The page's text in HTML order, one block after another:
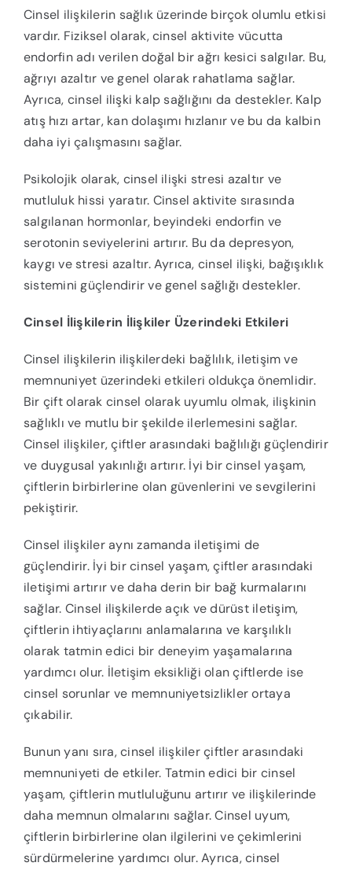
Cinsel ilişkilerin sağlık üzerinde birçok olumlu etkisi
vardır. Fiziksel olarak, cinsel aktivite vücutta
endorfin adı verilen doğal bir ağrı kesici salgılar. Bu,
ağrıyı azaltır ve genel olarak rahatlama sağlar.
Ayrıca, cinsel ilişki kalp sağlığını da destekler. Kalp
atış hızı artar, kan dolaşımı hızlanır ve bu da kalbin
daha iyi çalışmasını sağlar.
Psikolojik olarak, cinsel ilişki stresi azaltır ve
mutluluk hissi yaratır. Cinsel aktivite sırasında
salgılanan hormonlar, beyindeki endorfin ve
serotonin seviyelerini artırır. Bu da depresyon,
kaygı ve stresi azaltır. Ayrıca, cinsel ilişki, bağışıklık
sistemini güçlendirir ve genel sağlığı destekler.
Cinsel İlişkilerin İlişkiler Üzerindeki Etkileri
Cinsel ilişkilerin ilişkilerdeki bağlılık, iletişim ve
memnuniyet üzerindeki etkileri oldukça önemlidir.
Bir çift olarak cinsel olarak uyumlu olmak, ilişkinin
sağlıklı ve mutlu bir şekilde ilerlemesini sağlar.
Cinsel ilişkiler, çiftler arasındaki bağlılığı güçlendirir
ve duygusal yakınlığı artırır. İyi bir cinsel yaşam,
çiftlerin birbirlerine olan güvenlerini ve sevgilerini
pekiştirir.
Cinsel ilişkiler aynı zamanda iletişimi de
güçlendirir. İyi bir cinsel yaşam, çiftler arasındaki
iletişimi artırır ve daha derin bir bağ kurmalarını
sağlar. Cinsel ilişkilerde açık ve dürüst iletişim,
çiftlerin ihtiyaçlarını anlamalarına ve karşılıklı
olarak tatmin edici bir deneyim yaşamalarına
yardımcı olur. İletişim eksikliği olan çiftlerde ise
cinsel sorunlar ve memnuniyetsizlikler ortaya
çıkabilir.
Bunun yanı sıra, cinsel ilişkiler çiftler arasındaki
memnuniyeti de etkiler. Tatmin edici bir cinsel
yaşam, çiftlerin mutluluğunu artırır ve ilişkilerinde
daha memnun olmalarını sağlar. Cinsel uyum,
çiftlerin birbirlerine olan ilgilerini ve çekimlerini
sürdürmelerine yardımcı olur. Ayrıca, cinsel